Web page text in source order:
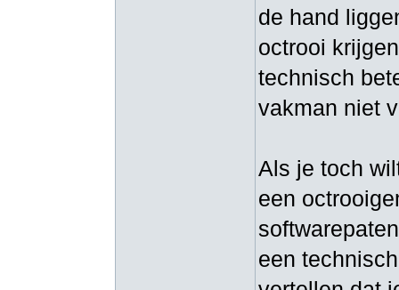
de hand
octrooi
technisch
vakman niet
Als je toch
een
een